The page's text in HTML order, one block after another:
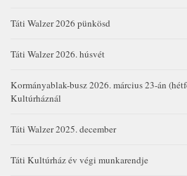
Táti Walzer 2026 pünkösd
Táti Walzer 2026. húsvét
Kormányablak-busz 2026. március 23-án
Kultúrháznál
Táti Walzer 2025. december
Táti Kultúrház év végi munkarendje